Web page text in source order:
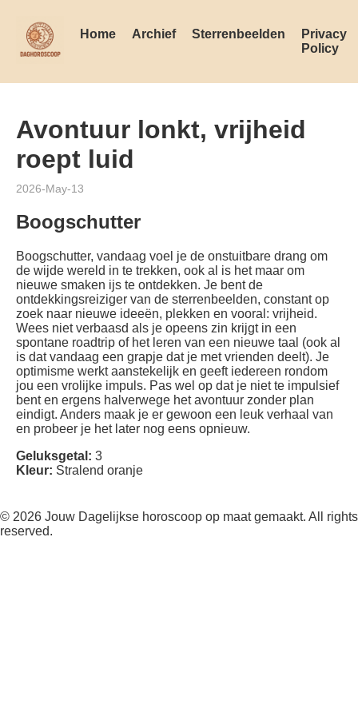
Home Archief Sterrenbeelden
Privacy
Policy
Avontuur lonkt, vrijheid
roept luid
2026-May-13
Boogschutter
Boogschutter, vandaag voel je de onstuitbare drang om
de wijde wereld in te trekken, ook al is het maar om
nieuwe smaken ijs te ontdekken. Je bent de
ontdekkingsreiziger van de sterrenbeelden, constant op
zoek naar nieuwe ideeën, plekken en vooral: vrijheid.
Wees niet verbaasd als je opeens zin krijgt in een
spontane roadtrip of het leren van een nieuwe taal (ook al
is dat vandaag een grapje dat je met vrienden deelt). Je
optimisme werkt aanstekelijk en geeft iedereen rondom
jou een vrolijke impuls. Pas wel op dat je niet te impulsief
bent en ergens halverwege het avontuur zonder plan
eindigt. Anders maak je er gewoon een leuk verhaal van
en probeer je het later nog eens opnieuw.
Geluksgetal: 3
Kleur: Stralend oranje
© 2026 Jouw Dagelijkse horoscoop op maat gemaakt. All rights
reserved.